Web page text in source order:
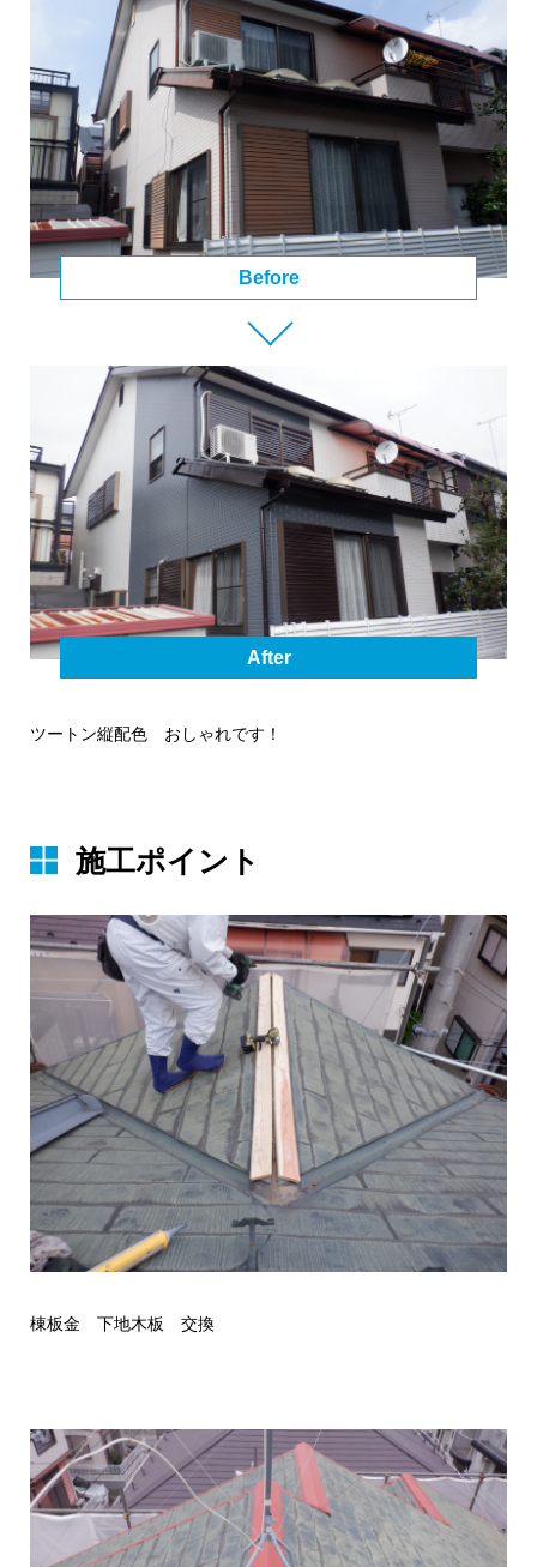
Before
After
ツートン縦配色 おしゃれです！
施⼯ポイント
棟板金 下地木板 交換